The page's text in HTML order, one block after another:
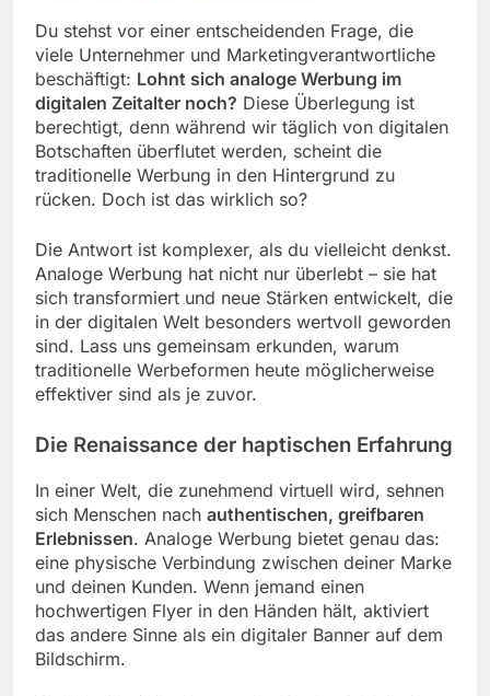
Du stehst vor einer entscheidenden Frage, die
viele Unternehmer und Marketingverantwortliche
beschäftigt: Lohnt sich analoge Werbung im
digitalen Zeitalter noch? Diese Überlegung ist
berechtigt, denn während wir täglich von digitalen
Botschaften überflutet werden, scheint die
traditionelle Werbung in den Hintergrund zu
rücken. Doch ist das wirklich so?
Die Antwort ist komplexer, als du vielleicht denkst.
Analoge Werbung hat nicht nur überlebt – sie hat
sich transformiert und neue Stärken entwickelt, die
in der digitalen Welt besonders wertvoll geworden
sind. Lass uns gemeinsam erkunden, warum
traditionelle Werbeformen heute möglicherweise
effektiver sind als je zuvor.
Die Renaissance der haptischen Erfahrung
In einer Welt, die zunehmend virtuell wird, sehnen
sich Menschen nach authentischen, greifbaren
Erlebnissen. Analoge Werbung bietet genau das:
eine physische Verbindung zwischen deiner Marke
und deinen Kunden. Wenn jemand einen
hochwertigen Flyer in den Händen hält, aktiviert
das andere Sinne als ein digitaler Banner auf dem
Bildschirm.